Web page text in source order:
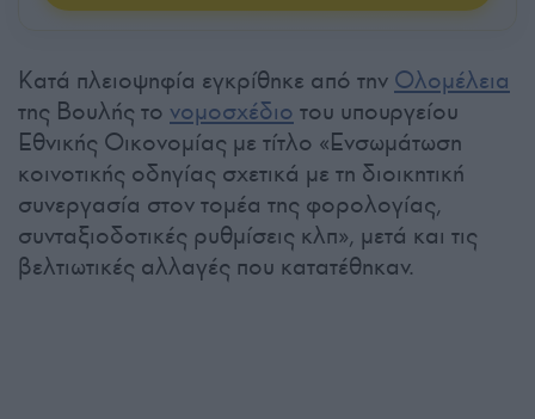
Κατά πλειοψηφία εγκρίθηκε από την Ολομέλεια
της Βουλής το νομοσχέδιο του υπουργείου
Εθνικής Οικονομίας με τίτλο «Ενσωμάτωση
κοινοτικής οδηγίας σχετικά με τη διοικητική
συνεργασία στον τομέα της φορολογίας,
συνταξιοδοτικές ρυθμίσεις κλπ», μετά και τις
βελτιωτικές αλλαγές που κατατέθηκαν.